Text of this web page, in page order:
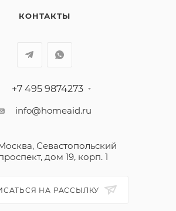
КОНТАКТЫ
+7 495 9874273
info@homeaid.ru
Севастопольский
дом 19, корп. 1
НА РАССЫЛКУ